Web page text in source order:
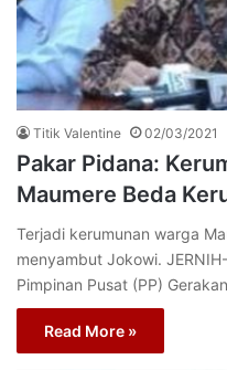
Titik Valentine 02/03/2021
Pakar Pidana:
Maumere Beda
Terjadi kerumunan warga
menyambut Jokowi.
Pimpinan Pusat (PP)
Read More »